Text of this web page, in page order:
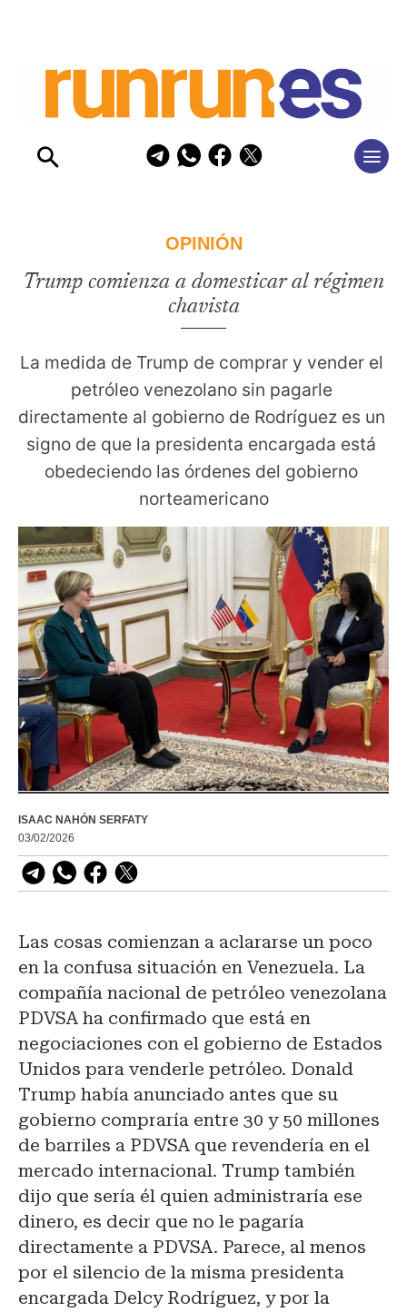
OPINIÓN
Trump comienza a domesticar al régimen
chavista
La medida de Trump de comprar y vender el
petróleo venezolano sin pagarle
directamente al gobierno de Rodríguez es un
signo de que la presidenta encargada está
obedeciendo las órdenes del gobierno
norteamericano
ISAAC NAHÓN SERFATY
03/02/2026
Las cosas comienzan a aclararse un poco
en la confusa situación en Venezuela. La
compañía nacional de petróleo venezolana
PDVSA ha confirmado que está en
negociaciones con el gobierno de Estados
Unidos para venderle petróleo. Donald
Trump había anunciado antes que su
gobierno compraría entre 30 y 50 millones
de barriles a PDVSA que revendería en el
mercado internacional. Trump también
dijo que sería él quien administraría ese
dinero, es decir que no le pagaría
directamente a PDVSA. Parece, al menos
por el silencio de la misma presidenta
encargada Delcy Rodríguez, y por la